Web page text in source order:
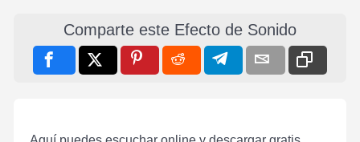
Comparte este Efecto de Sonido